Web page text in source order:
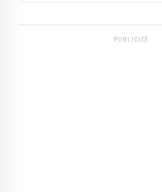
PUBLICITÉ